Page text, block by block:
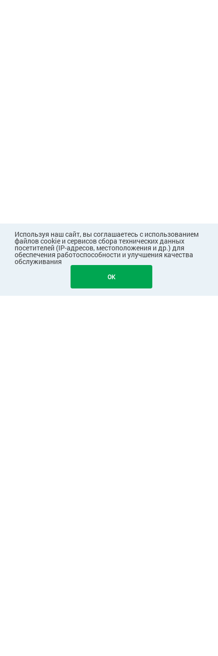
В КОРЗИНУ 1885
Используя наш сайт, вы соглашаетесь с использованием
файлов cookie и сервисов сбора технических данных
посетителей (IP-адресов, местоположения и др.) для
обеспечения работоспособности и улучшения качества
обслуживания
OK